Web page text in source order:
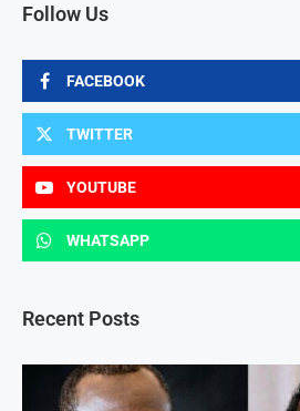
Follow Us
FACEBOOK
TWITTER
YOUTUBE
WHATSAPP
Recent Posts